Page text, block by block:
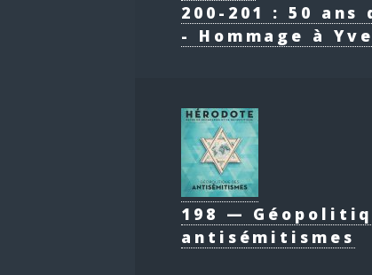
200-201 : 50
- Hommage à
198 —
antisémitismes